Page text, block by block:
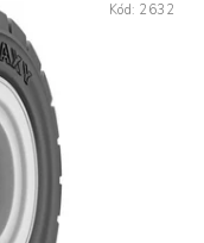
Kód: 2632